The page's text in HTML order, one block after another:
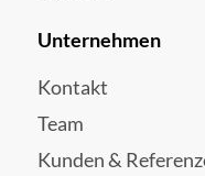
Unternehmen
Kontakt
Team
Kunden &